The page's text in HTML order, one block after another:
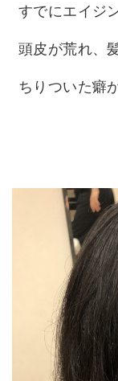
すでにエイジ
頭皮が荒れ、
ちりついた癖